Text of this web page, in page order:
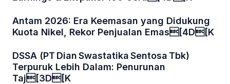
Antam 2026: Era Keemasan yang Didukung
Kuota Nikel, Rekor Penjualan Emas[4D[K
DSSA (PT Dian Swastatika Sentosa Tbk)
Terpuruk Lebih Dalam: Penurunan
Taj[3D[K